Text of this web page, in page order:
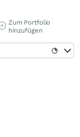
Zum Portfolio
hinzufügen